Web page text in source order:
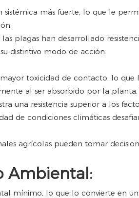
más fuerte, lo que le
las plagas han desarrollado
distintivo modo de acción.
toxicidad de contacto, lo que
al ser absorbido por la
una resistencia superior a los
de condiciones climáticas
agrícolas pueden tomar
Ambiental:
mínimo, lo que lo convierte en